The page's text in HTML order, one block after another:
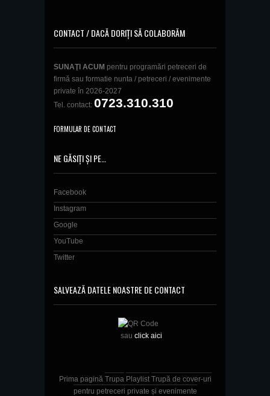
CONTACT / DACĂ DORIȚI SĂ COLABORĂM
SUNAŢI ACUM pentru programări petreceri de
firmă sau formatie nunta / petreceri / evenimente
private în 2026-2027
Tel. contact: 0723.310.310
FORMULAR DE CONTACT
NE GĂSIȚI ȘI PE…
Facebook
Instagram
Google
YouTube
Twitter
SALVEAZĂ DATELE NOASTRE DE CONTACT
sau click aici
Prima pagină Trupa Playlist Trupă de cover-uri
pentru petreceri private și evenimente